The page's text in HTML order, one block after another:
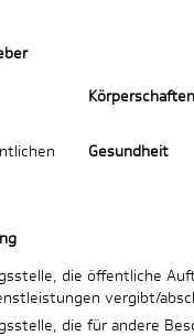
Gesundheit
die öffentliche
vergibt/
die für andere